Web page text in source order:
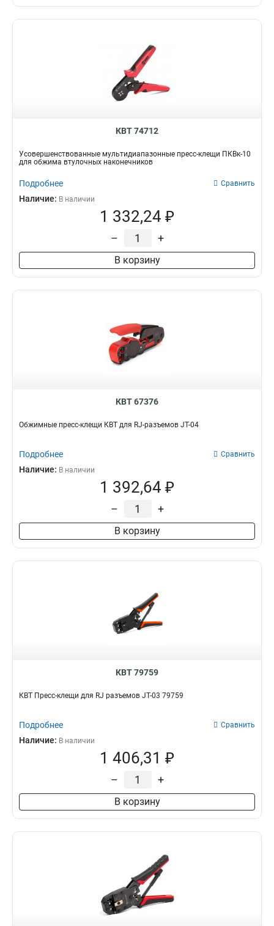
2х100 2
КВТ 74712
Усовершенствованные мультидиапазонные пресс-клещи ПКВк-10
для обжима втулочных наконечников
Подробнее Сравнить
Наличие: В наличии
1 332,24 ₽
– +
В корзину
КВТ 67376
Обжимные пресс-клещи КВТ для RJ-разъемов JT-04
Подробнее Сравнить
Наличие: В наличии
1 392,64 ₽
– +
В корзину
КВТ 79759
КВТ Пресс-клещи для RJ разъемов JT-03 79759
Подробнее Сравнить
Наличие: В наличии
1 406,31 ₽
– +
В корзину